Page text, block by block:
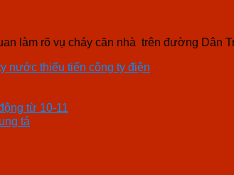
làm rõ vụ cháy căn nhà trên đường Dân
nước thiếu tiến công ty điện
từ 10-11
tá